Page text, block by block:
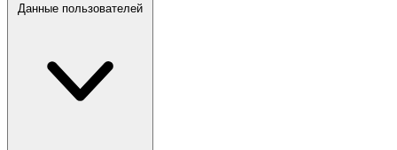
Данные пользователей